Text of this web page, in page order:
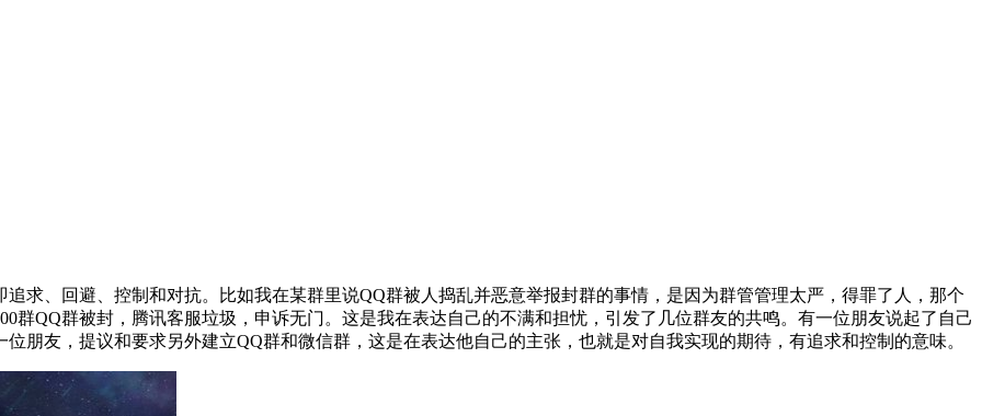
求、回避、控制和对抗。比如我在某群里说QQ群被人捣乱并恶意举报封群的事情，是因为群管管理太严，得罪了人，那个
群QQ群被封，腾讯客服垃圾，申诉无门。这是我在表达自己的不满和担忧，引发了几位群友的共鸣。有一位朋友说起了自己
朋友，提议和要求另外建立QQ群和微信群，这是在表达他自己的主张，也就是对自我实现的期待，有追求和控制的意味。